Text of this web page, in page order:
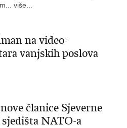
više...
na video-
vanjskih poslova
članice Sjeverne
NATO-a